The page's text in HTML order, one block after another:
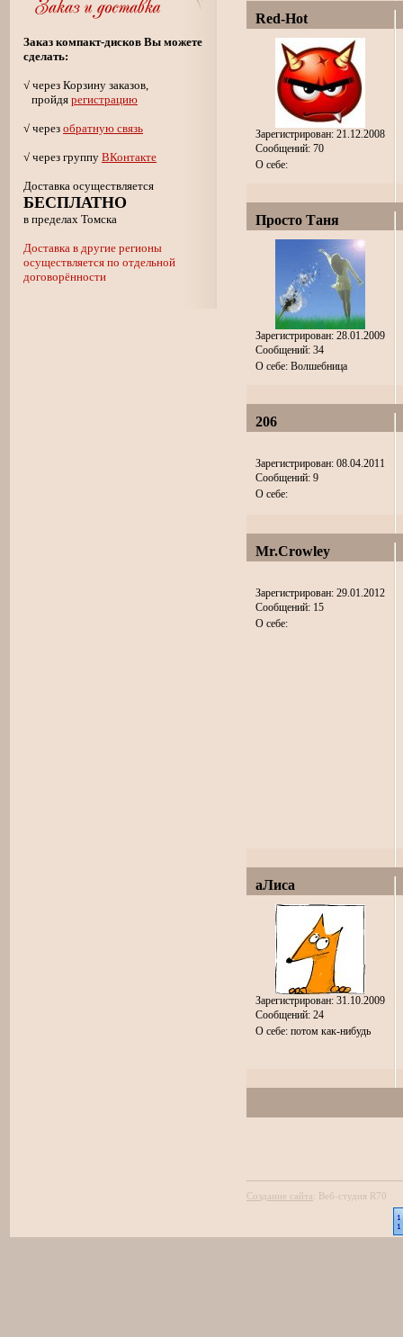
Заказ компакт-дисков Вы можете
сделать:
√ через Корзину заказов,
пройдя регистрацию
√ через обратную связь
√ через группу ВКонтакте
Доставка осуществляется
БЕСПЛАТНО
в пределах Томска
Доставка в другие регионы
осуществляется по отдельной
договорённости
Red-Hot
Зарегистрирован: 21.12.2008
Сообщений: 70
О себе:
Просто Таня
Зарегистрирован: 28.01.2009
Сообщений: 34
О себе: Волшебница
206
Зарегистрирован: 08.04.2011
Сообщений: 9
О себе:
Mr.Crowley
Зарегистрирован: 29.01.2012
Сообщений: 15
О себе:
аЛиса
Зарегистрирован: 31.10.2009
Сообщений: 24
О себе: потом как-нибудь
Создание сайта: Веб-студия R70